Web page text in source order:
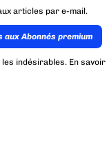
articles par e-mail.
Abonnés premium
indésirables. En